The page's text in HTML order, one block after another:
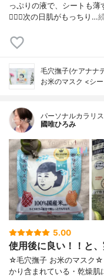
っぷりの液で、シートも
🙆🏻‍♀️次の日肌がもっちり…
毛穴撫子(ケアナナ
お米のマスク <シ
パーソナルカラリ
國唯ひろみ
5.00
使用後に良い！！と、
☆毛穴撫子 お米のマスク☆
かり含まれている・乾燥肌